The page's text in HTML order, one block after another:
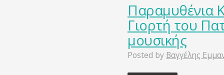
Παραμυθένια
Γιορτή του
μουσικής
Posted by Βαγγέλης